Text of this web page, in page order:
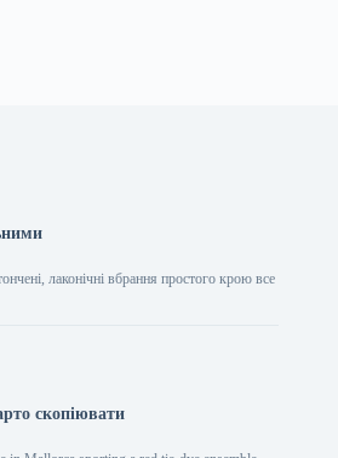
лаконічні вбрання простого крою все
скопіювати